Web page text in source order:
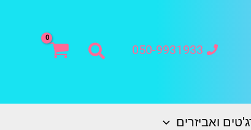
050-9931933 חיפוש
ואביזרים